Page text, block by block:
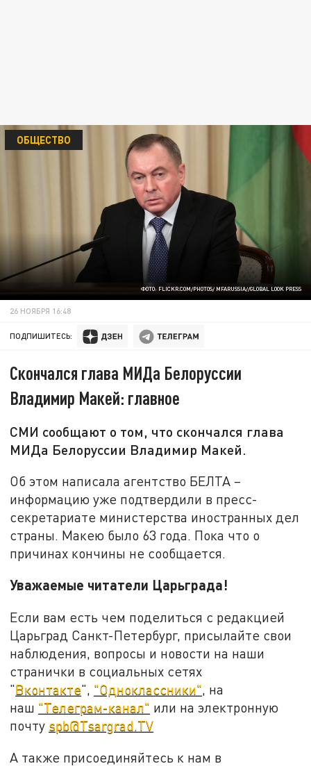
ФОТО: FLICKR.COM/PHOTOS/ MFARUSSIA//GLOBAL LOOK PRESS
ОБЩЕСТВО
26 НОЯБРЯ 16:48
ПОДПИШИТЕСЬ:
Скончался глава МИДа Белоруссии
Владимир Макей: главное
СМИ сообщают о том, что скончался глава
МИДа Белоруссии Владимир Макей.
Об этом написала агентство БЕЛТА –
информацию уже подтвердили в пресс-
секретариате министерства иностранных дел
страны. Макею было 63 года. Пока что о
причинах кончины не сообщается.
Уважаемые читатели Царьграда!
Если вам есть чем поделиться с редакцией
Царьград Санкт-Петербург, присылайте свои
наблюдения, вопросы и новости на наши
странички в социальных сетях
"Вконтакте", "Одноклассники", на
наш "Телеграм-канал" или на электронную
почту spb@Tsargrad.TV
А также присоединяйтесь к нам в